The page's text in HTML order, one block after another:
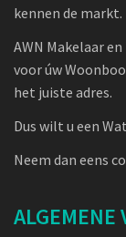
kennen de markt.
AWN Makelaar
voor úw
het juiste adres.
Dus wilt u een
Neem dan eens
ALGEMENE